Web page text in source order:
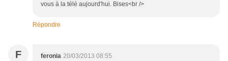
vous à la télé aujourd'hui. Bises<br />
Répondre
F feronia 20/03/2013 08:55